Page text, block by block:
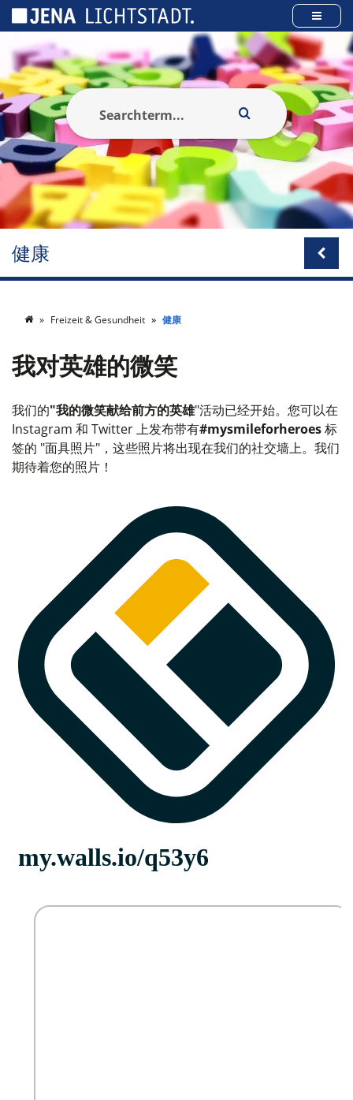
健康
Freizeit & Gesundheit 健康
我对英雄的微笑
我们的"我的微笑献给前方的英雄"活动已经开始。您可以在
Instagram 和 Twitter 上发布带有#mysmileforheroes标
签的 "面具照片"，这些照片将出现在我们的社交墙上。我们
期待着您的照片！
Cookies management panel